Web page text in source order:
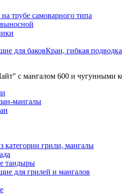
трубе самоварного типа
для баковКран, гибкая подводка
мангалы
категории грили, мангалы
тандыры
для грилей и мангалов